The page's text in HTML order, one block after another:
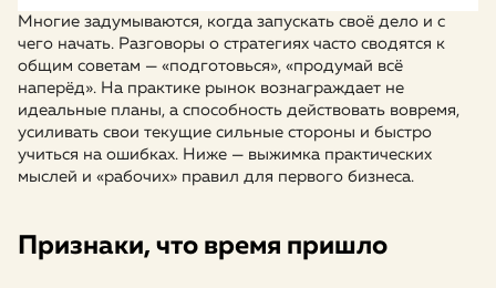
Многие задумываются, когда запускать своё дело и с
чего начать. Разговоры о стратегиях часто сводятся к
общим советам — «подготовься», «продумай всё
наперёд». На практике рынок вознаграждает не
идеальные планы, а способность действовать вовремя,
усиливать свои текущие сильные стороны и быстро
учиться на ошибках. Ниже — выжимка практических
мыслей и «рабочих» правил для первого бизнеса.
Признаки, что время пришло